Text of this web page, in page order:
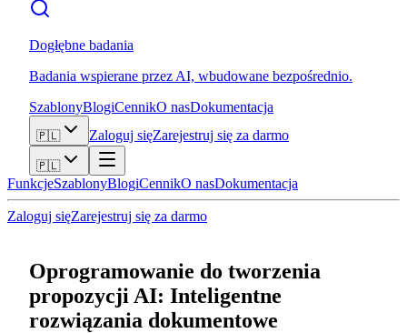
Dogłębne badania
Badania wspierane przez AI, wbudowane bezpośrednio.
SzablonyBlogiCennikO nasDokumentacja
🇵🇱 Zaloguj sięZarejestruj się za darmo
🇵🇱
FunkcjeSzablonyBlogiCennikO nasDokumentacja
Zaloguj sięZarejestruj się za darmo
Oprogramowanie do tworzenia
propozycji AI: Inteligentne
rozwiązania dokumentowe